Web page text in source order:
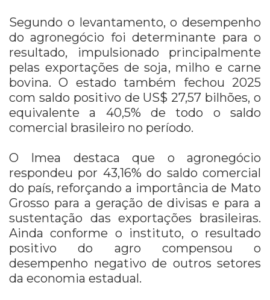
Segundo o levantamento, o desempenho
do agronegócio foi determinante para o
resultado, impulsionado principalmente
pelas exportações de soja, milho e carne
bovina. O estado também fechou 2025
com saldo positivo de US$ 27,57 bilhões, o
equivalente a 40,5% de todo o saldo
comercial brasileiro no período.
O Imea destaca que o agronegócio
respondeu por 43,16% do saldo comercial
do país, reforçando a importância de Mato
Grosso para a geração de divisas e para a
sustentação das exportações brasileiras.
Ainda conforme o instituto, o resultado
positivo do agro compensou o
desempenho negativo de outros setores
da economia estadual.